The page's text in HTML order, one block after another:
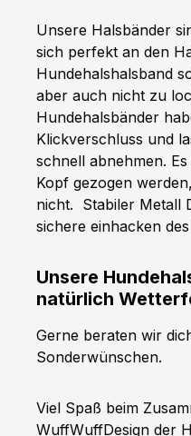
Unsere Halsbänder
sich perfekt an den
Hundehalshalsband
aber auch nicht zu
Hundehalsbänder
Klickverschluss und
schnell abnehmen.
Kopf gezogen
nicht. Stabiler Metall
sichere einhacken
Unsere
natürlich
Gerne beraten wir
Sonderwünschen.
Viel Spaß beim
WuffWuffDesign der